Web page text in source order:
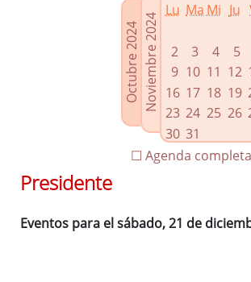
Enlaces relacionados
Agenda de Presidencia
Plenos provinciales y Juntas de gobierno
Oficina de Proyectos Europeos
Octubre 2024Noviembre 2024
Lu Ma Mi Ju
2
3 4 5
9 10 11 12
16 17 18 19
23 24 25 26
30 31
☐ Agenda completa
Presidente
Eventos para el sábado, 21 de